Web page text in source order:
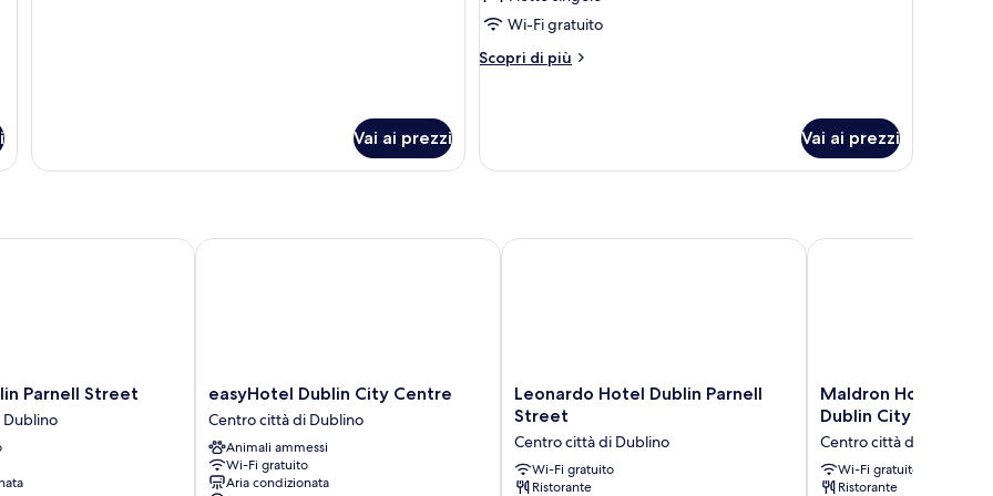
Vai ai prezzi
singola
Wi-Fi gratuito
Scopri di più
Altri
Vai ai prezzi
Parnell Street
Street
easyHotel
Dublin
City
Centre
Centro
città
easyHotel Dublin City Centre
Centro città di Dublino
Animali ammessi
Wi-Fi gratuito
Aria condizionata
easyHotel Dublin City Centre
Leonardo
Hotel
Parnell
Street
Centro
Leonardo Hotel Dublin Parnell
Street
Centro città di Dublino
Wi-Fi gratuito
Ristorante
Leonardo Hotel Dublin Parnell Street
Maldron
Hotel
Square
Dublin
City
Maldron Hotel
Dublin City
Centro città di Dublino
Wi-Fi gratuito
Ristorante
Maldron Hotel Parnell